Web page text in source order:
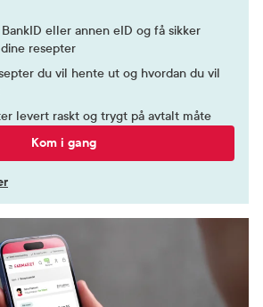
eller annen eID og få sikker
resepter
du vil hente ut og hvordan du vil
levert raskt og trygt på avtalt måte
Kom i gang